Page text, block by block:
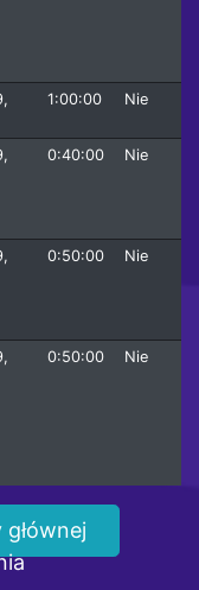
1:00:00 Nie
0:40:00 Nie
0:50:00 Nie
0:50:00 Nie